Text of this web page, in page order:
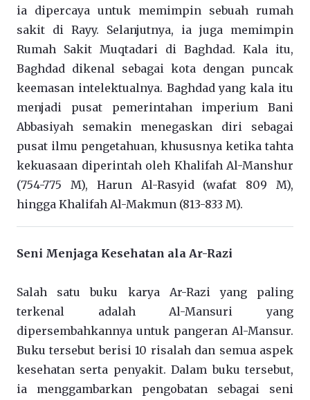
ia dipercaya untuk memimpin sebuah rumah
sakit di Rayy. Selanjutnya, ia juga memimpin
Rumah Sakit Muqtadari di Baghdad. Kala itu,
Baghdad dikenal sebagai kota dengan puncak
keemasan intelektualnya. Baghdad yang kala itu
menjadi pusat pemerintahan imperium Bani
Abbasiyah semakin menegaskan diri sebagai
pusat ilmu pengetahuan, khususnya ketika tahta
kekuasaan diperintah oleh Khalifah Al-Manshur
(754-775 M), Harun Al-Rasyid (wafat 809 M),
hingga Khalifah Al-Makmun (813-833 M).
Seni Menjaga Kesehatan ala Ar-Razi
Salah satu buku karya Ar-Razi yang paling
terkenal adalah Al-Mansuri yang
dipersembahkannya untuk pangeran Al-Mansur.
Buku tersebut berisi 10 risalah dan semua aspek
kesehatan serta penyakit. Dalam buku tersebut,
ia menggambarkan pengobatan sebagai seni